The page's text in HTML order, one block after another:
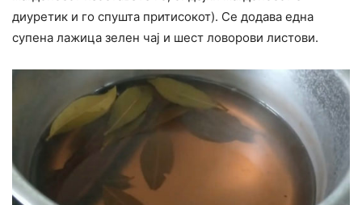
диуретик и го спушта притисокот). Се додава една
супена лажица зелен чај и шест ловорови листови.